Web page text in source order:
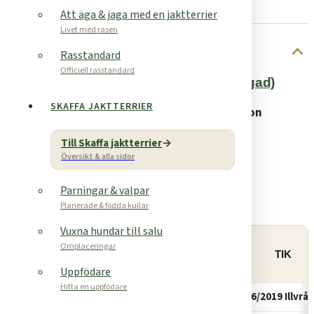
Att äga & jaga med en jaktterrier
Livet med rasen
Rasstandard
Officiell rasstandard
SKAFFA JAKTTERRIER
Till Skaffa jaktterrier
Översikt & alla sidor
Parningar & valpar
Planerade & födda kullar
Vuxna hundar till salu
Omplaceringar
Uppfödare
Hitta en uppfödare
Formulär valpförmedling
Aktuella kullar
V. 21 Terrae Motus Kennel (1 hane otingad)
Uppfödare:Terrae Motus Kennel, Emil Arvidsson
0709747621
arvidsson.emil@gmail.com
Antal hanvalpar: 4
Antal tikvalpar: 2
HANHUND TIK
SE46186/2019